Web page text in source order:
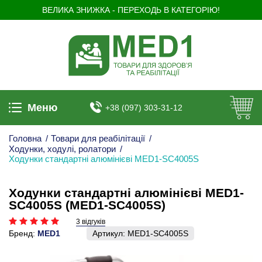
ВЕЛИКА ЗНИЖКА - ПЕРЕХОДЬ В КАТЕГОРІЮ!
Меню +38 (097) 303-31-12
Головна / Товари для реабілітації /
Ходунки, ходулі, ролатори /
Ходунки стандартні алюмінієві MED1-SC4005S
Ходунки стандартні алюмінієві MED1-
SC4005S (MED1-SC4005S)
3 відгуків
Бренд: MED1 Артикул: MED1-SC4005S